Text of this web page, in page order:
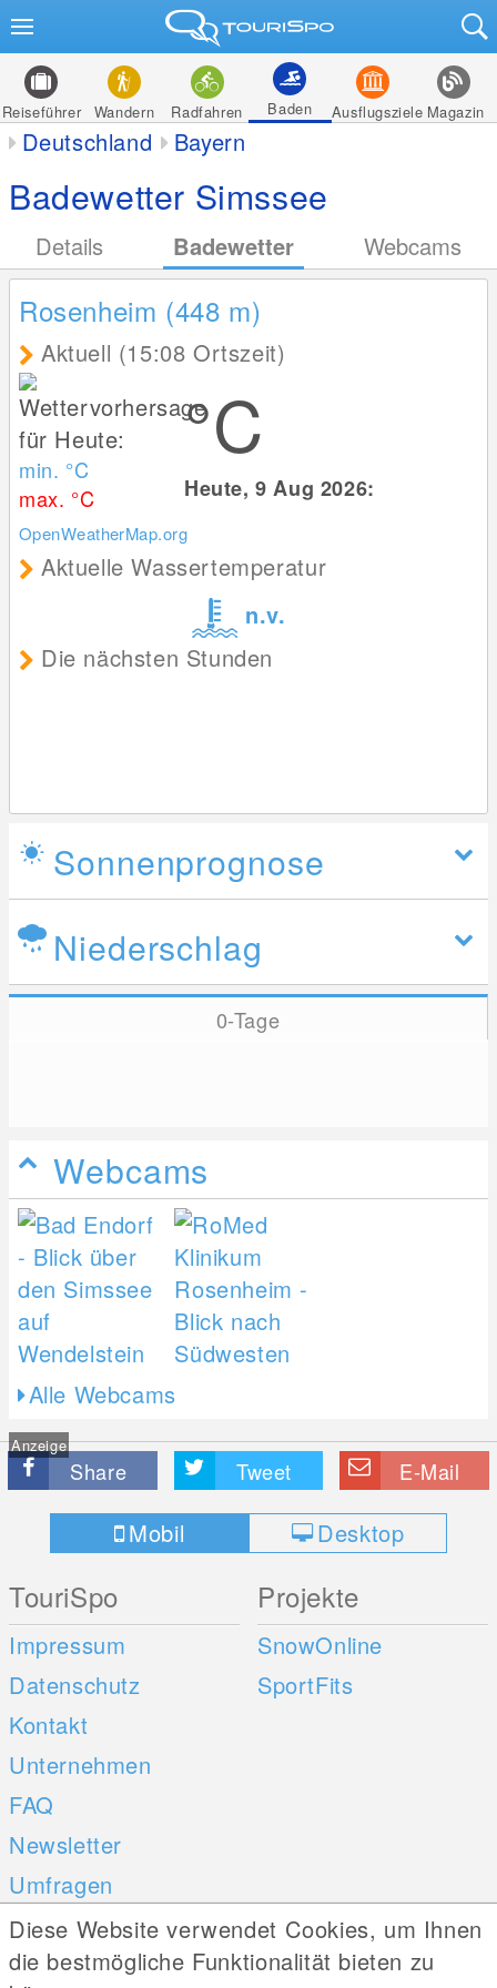
Reiseführer Wandern Radfahren Baden Ausflugsziele Magazin
Deutschland Bayern
Badewetter Simssee
Details Badewetter Webcams
Rosenheim (448 m)
Aktuell (15:08 Ortszeit)
min. °C
max. °C
OpenWeatherMap.org
°C
Heute, 9 Aug 2026:
Aktuelle Wassertemperatur
n.v.
Die nächsten Stunden
Sonnenprognose
Niederschlag
0-Tage
Webcams
Alle Webcams
Anzeige
Share Tweet E-Mail
Mobil Desktop
TouriSpo
Impressum
Datenschutz
Kontakt
Unternehmen
FAQ
Newsletter
Umfragen
Projekte
SnowOnline
SportFits
Mobile Apps Social Web
Diese Website verwendet Cookies, um Ihnen
die bestmögliche Funktionalität bieten zu